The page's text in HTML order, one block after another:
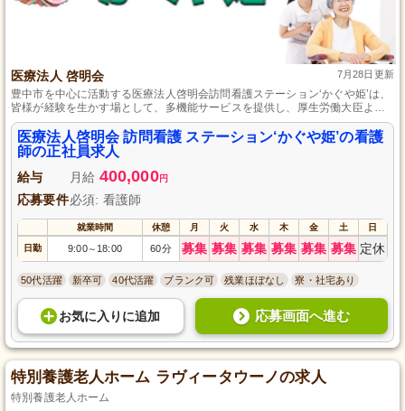
医療法人 啓明会 7月28日更新
豊中市を中心に活動する医療法人啓明会訪問看護ステーション‘かぐや姫’は、
皆様が経験を生かす場として、多機能サービスを提供し、厚生労働大臣より
特定行為を許可された看護師には通所介護事業を含む在宅ケア全般として、
各種訪問看護業務を委託します。更に、単身寮あり、年間休日124日と余裕の
ある生活を送りながら働けます。
医療法人啓明会 訪問看護 ステーション‘かぐや姫’の看護
師の正社員求人
給与 月給 400,000円
応募要件必須: 看護師
就業時間 休憩 月 火 水 木 金 土 日
日勤 9:00～ 18:00 60分 募集 募集 募集 募集 募集 募集 定休
50代活躍 新卒可 40代活躍 ブランク可 残業ほぼなし 寮・社宅あり
お気に入り に追加 応募画面へ進む
特別養護老人ホーム ラヴィータウーノの求人
特別養護老人ホーム